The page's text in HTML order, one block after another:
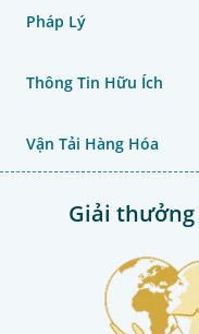
Pháp Lý
Thông Tin Hữu Ích
Vận Tải Hàng Hóa
Giải